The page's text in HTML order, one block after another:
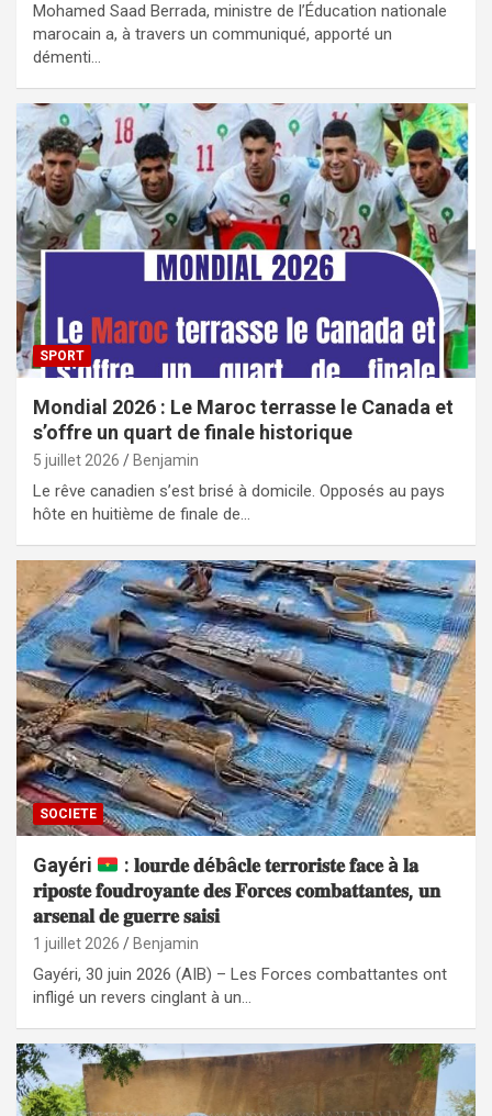
Mohamed Saad Berrada, ministre de l’Éducation nationale
marocain a, à travers un communiqué, apporté un
démenti…
SPORT
Mondial 2026 : Le Maroc terrasse le Canada et
s’offre un quart de finale historique
5 juillet 2026 Benjamin
Le rêve canadien s’est brisé à domicile. Opposés au pays
hôte en huitième de finale de…
SOCIETE
Gayéri
: 𝐥𝐨𝐮𝐫𝐝𝐞 𝐝é𝐛â𝐜𝐥𝐞 𝐭𝐞𝐫𝐫𝐨𝐫𝐢𝐬𝐭𝐞 𝐟𝐚𝐜𝐞 à 𝐥𝐚
𝐫𝐢𝐩𝐨𝐬𝐭𝐞 𝐟𝐨𝐮𝐝𝐫𝐨𝐲𝐚𝐧𝐭𝐞 𝐝𝐞𝐬 𝐅𝐨𝐫𝐜𝐞𝐬 𝐜𝐨𝐦𝐛𝐚𝐭𝐭𝐚𝐧𝐭𝐞𝐬, 𝐮𝐧
𝐚𝐫𝐬𝐞𝐧𝐚𝐥 𝐝𝐞 𝐠𝐮𝐞𝐫𝐫𝐞 𝐬𝐚𝐢𝐬𝐢
1 juillet 2026 Benjamin
Gayéri, 30 juin 2026 (AIB) – Les Forces combattantes ont
infligé un revers cinglant à un…